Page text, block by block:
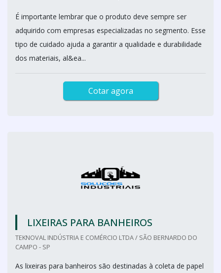
É importante lembrar que o produto deve sempre ser
adquirido com empresas especializadas no segmento. Esse
tipo de cuidado ajuda a garantir a qualidade e durabilidade
dos materiais, al&ea...
Cotar agora
LIXEIRAS PARA BANHEIROS
TEKNOVAL INDÚSTRIA E COMÉRCIO LTDA / SÃO BERNARDO DO
CAMPO - SP
As lixeiras para banheiros são destinadas à coleta de papel